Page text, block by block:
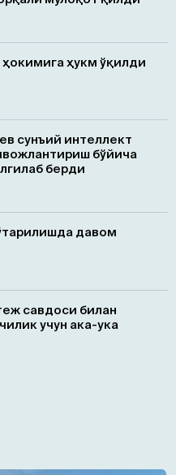
ҳукм ўқилди
сунъий интеллект
бўйича
берди
давом
савдоси билан
учун ака-ука